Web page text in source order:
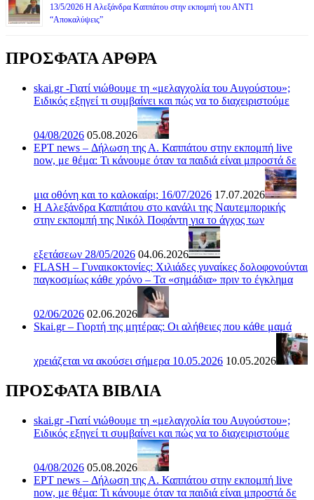
13/5/2026 Η Αλεξάνδρα Καππάτου στην εκπομπή του ΑΝΤ1
“Αποκαλύψεις”
ΠΡΟΣΦΑΤΑ ΑΡΘΡΑ
skai.gr -Γιατί νιώθουμε τη «μελαγχολία του Αυγούστου»;
Ειδικός εξηγεί τι συμβαίνει και πώς να το διαχειριστούμε
04/08/2026 05.08.2026
ΕΡΤ news – Δήλωση της Α. Καππάτου στην εκπομπή live
now, με θέμα: Τι κάνουμε όταν τα παιδιά είναι μπροστά δε
μια οθόνη και το καλοκαίρι; 16/07/2026 17.07.2026
H Αλεξάνδρα Καππάτου στο κανάλι της Ναυτεμπορικής
στην εκπομπή της Νικόλ Ποφάντη για το άγχος των
εξετάσεων 28/05/2026 04.06.2026
FLASH – Γυναικοκτονίες: Χιλιάδες γυναίκες δολοφονούνται
παγκοσμίως κάθε χρόνο – Τα «σημάδια» πριν το έγκλημα
02/06/2026 02.06.2026
Skai.gr – Γιορτή της μητέρας: Οι αλήθειες που κάθε μαμά
χρειάζεται να ακούσει σήμερα 10.05.2026 10.05.2026
ΠΡΟΣΦΑΤΑ ΒΙΒΛΙΑ
skai.gr -Γιατί νιώθουμε τη «μελαγχολία του Αυγούστου»;
Ειδικός εξηγεί τι συμβαίνει και πώς να το διαχειριστούμε
04/08/2026 05.08.2026
ΕΡΤ news – Δήλωση της Α. Καππάτου στην εκπομπή live
now, με θέμα: Τι κάνουμε όταν τα παιδιά είναι μπροστά δε